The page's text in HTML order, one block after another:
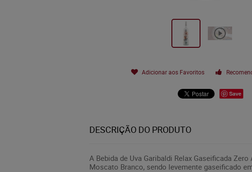
Adicionar aos Favoritos
Save
DESCRIÇÃO DO PRODUTO
A Bebida de Uva Garibaldi Relax Gaseificada
Moscato Branco, sendo levemente gaseificado